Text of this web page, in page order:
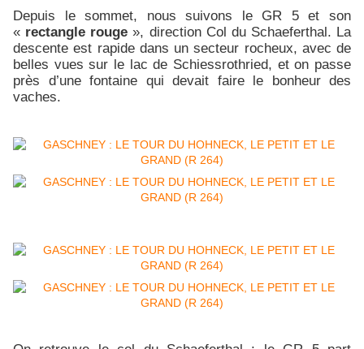
Depuis le sommet, nous suivons le GR 5 et son
« rectangle rouge », direction Col du Schaeferthal. La
descente est rapide dans un secteur rocheux, avec de
belles vues sur le lac de Schiessrothried, et on passe
près d’une fontaine qui devait faire le bonheur des
vaches.